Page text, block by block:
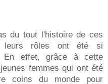
du tout l'histoire de ces
leurs rôles ont été si
En effet, grâce à cette
femmes qui ont été
coins du monde pour